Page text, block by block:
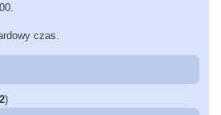
czas.
)